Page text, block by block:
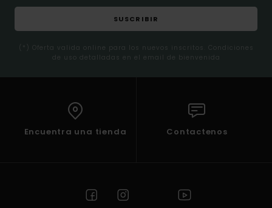
SUSCRIBIR
(*) Oferta valida online para los nuevos inscritos. Condiciones
de uso detalladas en el email de bienvenida
Encuentra una tienda Contactenos